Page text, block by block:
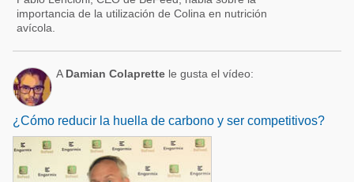
importancia de la utilización de Colina en nutrición
avícola.
A Damian Colaprette le gusta el vídeo:
¿Cómo reducir la huella de carbono y ser competitivos?